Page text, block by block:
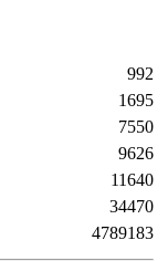
992
1695
7550
9626
11640
34470
4789183